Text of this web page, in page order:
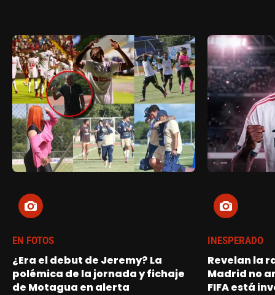
EN FOTOS
¿Era el debut de Jeremy? La
polémica de la jornada y fichaje
de Motagua en alerta
INESPERADO
Revelan la
Madrid no
FIFA está